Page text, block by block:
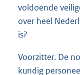
voldoende
over heel
is?
Voorzitter. De
kundig